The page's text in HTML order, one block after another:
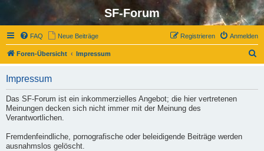
SF-Forum
FAQ Neue Beiträge Anmelden
Registrieren
Foren-Übersicht Impressum
Impressum
Das SF-Forum ist ein inkommerzielles Angebot; die hier vertretenen
Meinungen decken sich nicht immer mit der Meinung des
Verantwortlichen.
Fremdenfeindliche, pornografische oder beleidigende Beiträge werden
ausnahmslos gelöscht.